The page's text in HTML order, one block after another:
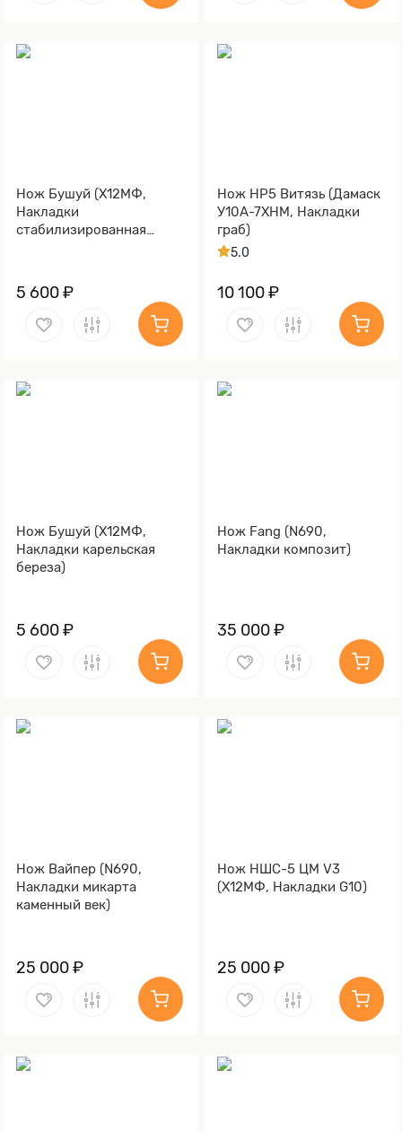
Нож Бушуй (Х12МФ,
Накладки
стабилизированная
5 600 ₽
Нож НР5 Витязь (Дамаск
У10А-7ХНМ, Накладки
граб)
5.0
10 100 ₽
Нож Бушуй (Х12МФ,
Накладки карельская
береза)
5 600 ₽
Нож Fang (N690,
Накладки композит)
35 000 ₽
Нож Вайпер (N690,
Накладки микарта
каменный век)
25 000 ₽
Нож НШС-5 ЦМ V3
(Х12МФ, Накладки G10)
25 000 ₽